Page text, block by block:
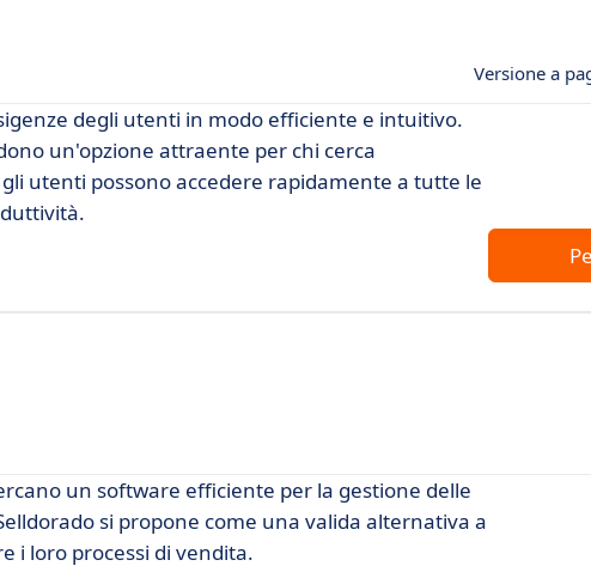
Versione a
degli utenti in modo efficiente e intuitivo.
un'opzione attraente per chi cerca
utenti possono accedere rapidamente a tutte le
un software efficiente per la gestione delle
si propone come una valida alternativa a
i loro processi di vendita.